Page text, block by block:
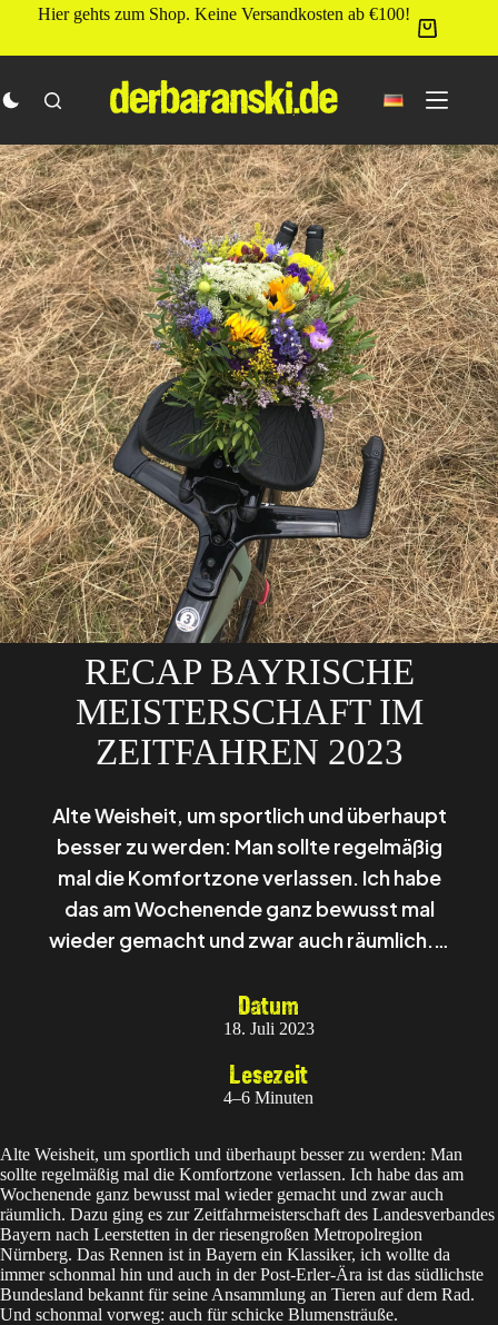
Hier gehts zum Shop. Keine Versandkosten ab €100!
RECAP BAYRISCHE
MEISTERSCHAFT IM
ZEITFAHREN 2023
Alte Weisheit, um sportlich und überhaupt
besser zu werden: Man sollte regelmäßig
mal die Komfortzone verlassen. Ich habe
das am Wochenende ganz bewusst mal
wieder gemacht und zwar auch räumlich.…
Datum
18. Juli 2023
Lesezeit
4–6 Minuten
Alte Weisheit, um sportlich und überhaupt besser zu werden: Man
sollte regelmäßig mal die Komfortzone verlassen. Ich habe das am
Wochenende ganz bewusst mal wieder gemacht und zwar auch
räumlich. Dazu ging es zur Zeitfahrmeisterschaft des Landesverbandes
Bayern nach Leerstetten in der riesengroßen Metropolregion
Nürnberg. Das Rennen ist in Bayern ein Klassiker, ich wollte da
immer schonmal hin und auch in der Post-Erler-Ära ist das südlichste
Bundesland bekannt für seine Ansammlung an Tieren auf dem Rad.
Und schonmal vorweg: auch für schicke Blumensträuße.